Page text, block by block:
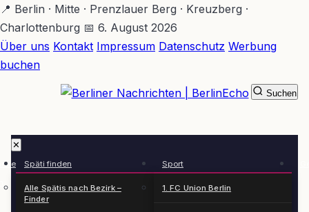
Zum
Hauptinhalt
springen
📍 Berlin · Mitte · Prenzlauer Berg · Kreuzberg ·
Charlottenburg 📅 6. August 2026
Über uns Kontakt Impressum Datenschutz Werbung
buchen
✕
Späti finden
Alle Spätis nach Bezirk –
Finder
Sport
1. FC Union Berlin
Suchen